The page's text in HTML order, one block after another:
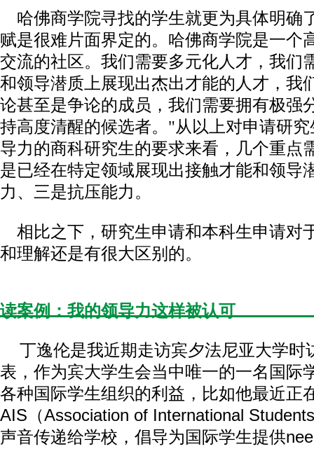
哈佛商学院寻找的学生就更为具体明确
赋是很难片面界定的。哈佛商学院是一个
交流的社区。我们需要多元化人才，我们
和领导潜质上展现出杰出才能的人才，我
论甚至是争论的成员，我们需要拥有极强
持高度清醒的候选者。"从以上对申请研
导力的商科研究生的要求来看，几个重点
是已经在特定领域展现出接触才能和领导
力、三是抗压能力。
相比之下，研究生申请和本科生申请对
和理解还是有很大区别的。
读案例：我的领导力这样被认可
丁逸伦是我近期走访宾夕法尼亚大学时
表，作为宾大学生会当中唯一的一名国际
各种国际学生组织的利益，比如他最近正
AIS（Association of International
声音传递给学校，倡导为国际学生提供